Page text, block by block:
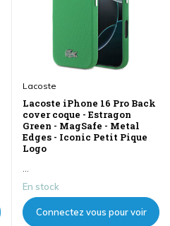
Lacoste
Lacoste iPhone 16 Pro Back
cover coque - Estragon
Green - MagSafe - Metal
Edges - Iconic Petit Pique
Logo
En stock
Connectez vous pour voir